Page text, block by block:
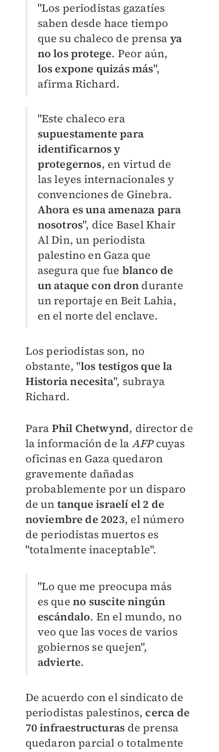
"Los periodistas gazatíes
saben desde hace tiempo
que su chaleco de prensa ya
no los protege. Peor aún,
los expone quizás más",
afirma Richard.
"Este chaleco era
supuestamente para
identificarnos y
protegernos, en virtud de
las leyes internacionales y
convenciones de Ginebra.
Ahora es una amenaza para
nosotros", dice Basel Khair
Al Din, un periodista
palestino en Gaza que
asegura que fue blanco de
un ataque con dron durante
un reportaje en Beit Lahia,
en el norte del enclave.
Los periodistas son, no
obstante, "los testigos que la
Historia necesita", subraya
Richard.
Para Phil Chetwynd, director de
la información de la AFPcuyas
oficinas en Gaza quedaron
gravemente dañadas
probablemente por un disparo
de un tanque israelí el 2 de
noviembre de 2023, el número
de periodistas muertos es
"totalmente inaceptable".
"Lo que me preocupa más
es que no suscite ningún
escándalo. En el mundo, no
veo que las voces de varios
gobiernos se quejen",
advierte.
De acuerdo con el sindicato de
periodistas palestinos, cerca de
70 infraestructuras de prensa
quedaron parcial o totalmente